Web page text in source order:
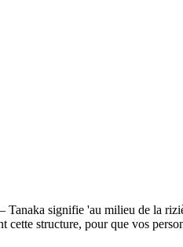
Tanaka signifie 'au milieu de la
structure, pour que vos